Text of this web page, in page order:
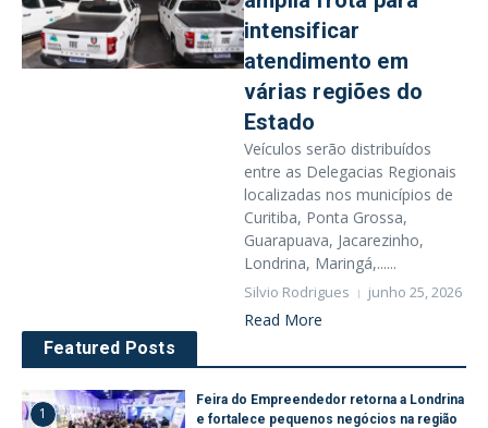
intensificar
atendimento em
várias regiões do
Estado
Veículos serão distribuídos
entre as Delegacias Regionais
localizadas nos municípios de
Curitiba, Ponta Grossa,
Guarapuava, Jacarezinho,
Londrina, Maringá,......
Silvio Rodrigues junho 25, 2026
Read More
Featured Posts
1
Feira do Empreendedor retorna a Londrina
e fortalece pequenos negócios na região